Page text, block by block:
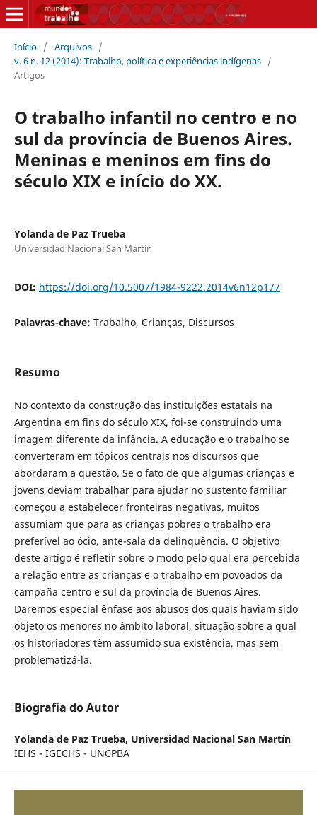
Início / Arquivos /
v. 6 n. 12 (2014): Trabalho, política e experiências indígenas /
Artigos
O trabalho infantil no centro e no
sul da província de Buenos Aires.
Meninas e meninos em fins do
século XIX e início do XX.
Yolanda de Paz Trueba
Universidad Nacional San Martín
DOI: https://doi.org/10.5007/1984-9222.2014v6n12p177
Palavras-chave: Trabalho, Crianças, Discursos
Resumo
No contexto da construção das instituições estatais na
Argentina em fins do século XIX, foi-se construindo uma
imagem diferente da infância. A educação e o trabalho se
converteram em tópicos centrais nos discursos que
abordaram a questão. Se o fato de que algumas crianças e
jovens deviam trabalhar para ajudar no sustento familiar
começou a estabelecer fronteiras negativas, muitos
assumiam que para as crianças pobres o trabalho era
preferível ao ócio, ante-sala da delinquência. O objetivo
deste artigo é refletir sobre o modo pelo qual era percebida
a relação entre as crianças e o trabalho em povoados da
campaña centro e sul da província de Buenos Aires.
Daremos especial ênfase aos abusos dos quais haviam sido
objeto os menores no âmbito laboral, situação sobre a qual
os historiadores têm assumido sua existência, mas sem
problematizá-la.
Biografia do Autor
Yolanda de Paz Trueba, Universidad Nacional San Martín
IEHS - IGECHS - UNCPBA